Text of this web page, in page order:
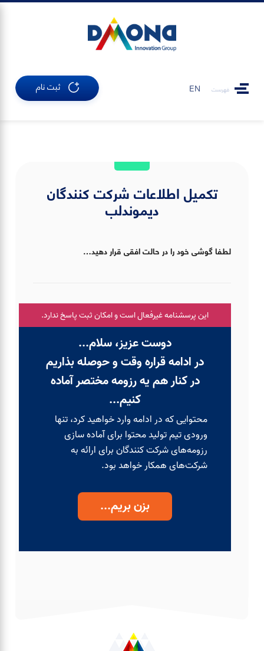
فهرست EN ثبت نام
تکمیل اطلاعات شرکت کنندگان
دیموندلب
لطفا گوشی خود را در حالت افقی قرار دهید…